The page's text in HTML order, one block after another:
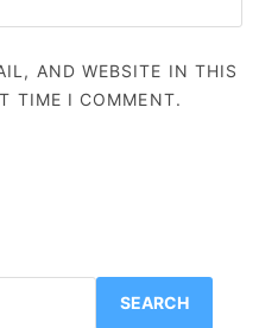
AND WEBSITE IN THIS
TIME I COMMENT.
SEARCH